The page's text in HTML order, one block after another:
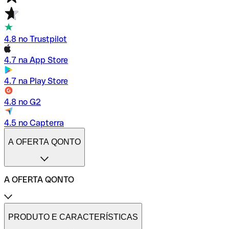
4.8 no Trustpilot
4.7 na App Store
4.7 na Play Store
4.8 no G2
4.5 no Capterra
A OFERTA QONTO
A OFERTA QONTO
Tarifas
Conta profissional online
PRODUTO E CARACTERÍSTICAS